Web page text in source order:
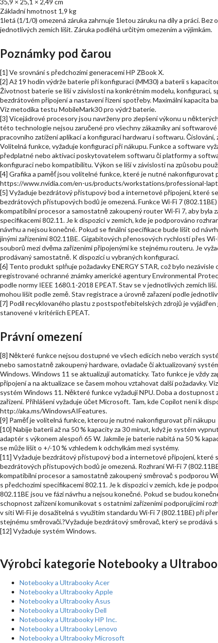
35,9 × 25,1 × 2,49 cm
Základní hmotnost 1,9 kg
1letá (1/1/0) omezená záruka zahrnuje 1letou záruku na díly a práci. Bez
jednotlivých zemích lišit. Záruka podléhá určitým omezením a výjimkám.
Poznámky pod čarou
[1] Ve srovnání s předchozími generacemi HP ZBook X.
[2] Až 19 hodin výdrže baterie při konfiguraci (MM30) a baterii s
Životnost baterie se liší v závislosti na konkrétním modelu, konfiguraci,
bezdrátovém připojení a nastavení řízení spotřeby. Maximální kapacita
Viz metodika testu MobileMark30 pro výdrž baterie.
[3] Vícejádrové procesory jsou navrženy pro zlepšení výkonu u
této technologie nejsou zaručené pro všechny zákazníky ani
pracovního zatížení aplikací a konfigurací hardwaru i softwaru.
Volitelná funkce, vyžaduje konfiguraci při nákupu. Funkce a software
předplatné nebo aktivaci poskytovatelem softwaru či platformy a
konfiguraci nebo kompatibilitu. Výkon se liší v závislosti na způsobu
[4] Grafika a paměť jsou volitelné funkce, které je nutné nakonfigurovat
https://www.nvidia.com/en-us/products/workstations/professional-
[5] Vyžaduje bezdrátový přístupový bod a internetové připojení, které
bezdrátových přístupových bodů je omezená. Funkce Wi-Fi 7
kompatibilní procesor a samostatně zakoupený router Wi-Fi 7, aby byla
specifikacemi 802.11. Je k dispozici v zemích, kde je podporováno
návrhu a nejsou konečné. Pokud se finální specifikace bude lišit od
jinými zařízeními 802.11BE. Gigabitových přenosových rychlostí přes
souborů mezi dvěma zařízeními připojenými ke stejnému routeru. Je
prodávaný samostatně. K dispozici u vybraných konfigurací.
[6] Tento produkt splňuje požadavky ENERGY STAR, což bylo nezávisle
registrované ochranné známky americké agentury Environmental
podle normy IEEE 1680.1-2018 EPEAT. Stav se v jednotlivých zemích
mohou lišit podle země. Stav registrace a úrovně zařazení podle
[7] Podíl recyklovaného plastu z postspotřebitelských zdrojů je
stanovené v kritériích EPEAT.
Právní omezení
[8] Některé funkce nejsou dostupné ve všech edicích nebo verzích
nebo samostatně zakoupený hardware, ovladače či aktualizovaný
Windows. Windows 11 se aktualizují automaticky. Tato funkce je vždy
připojení a na aktualizace se časem mohou vztahovat další požadavky.
systém Windows 11. Některé funkce vyžadují NPU. Doba a
zařízení. Přihlášení vyžaduje účet Microsoft. Tam, kde Copilot není k
http://aka.ms/WindowsAIFeatures.
[9] Paměť je volitelná funkce, kterou je nutné nakonfigurovat při nákupu
[10] Nabije baterii až na 50 % kapacity za 30 minut, když je systém
adaptér s výkonem alespoň 65 W. Jakmile je baterie nabitá na 50 %
se může lišit o +/-10 % vzhledem k odchylkám mezi systémy.
[11] Vyžaduje bezdrátový přístupový bod a internetové připojení,
bezdrátových přístupových bodů je omezená. Rozhraní Wi-Fi 7
kompatibilní procesor a samostatně zakoupený směrovač s podporou
s předchozími specifikacemi 802.11. Je k dispozici v zemích, kde je
802.11BE jsou ve fázi návrhu a nejsou konečné. Pokud se budou
schopnost zařízení komunikovat s ostatními zařízeními podporujícími
v síti Wi-Fi je dosažitelná s využitím standardu Wi-Fi 7 (802.11BE) při
stejnému směrovači.?Vyžaduje bezdrátový směrovač, který se prodává
[12] Vyžaduje systém Windows.
Výrobci kategorie Notebooky a
Notebooky a Ultrabooky Acer
Notebooky a Ultrabooky Apple
Notebooky a Ultrabooky Asus
Notebooky a Ultrabooky Dell
Notebooky a Ultrabooky HP Inc.
Notebooky a Ultrabooky Lenovo
Notebooky a Ultrabooky Microsoft